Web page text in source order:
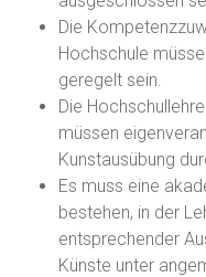
Die
Hochschule
geregelt sein.
Die
müssen
Kunstausübung
Es muss eine
bestehen, in der
entsprechender
Künste unter